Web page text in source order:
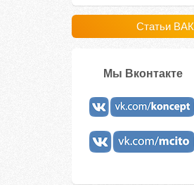
Статьи ВАК
Мы Вконтакте